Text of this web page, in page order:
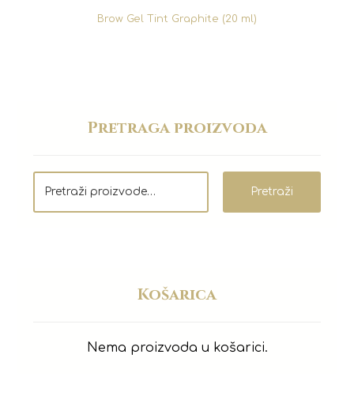
Brow Gel Tint Graphite (20 ml)
Pretraga proizvoda
Pretraži
Košarica
Nema proizvoda u košarici.